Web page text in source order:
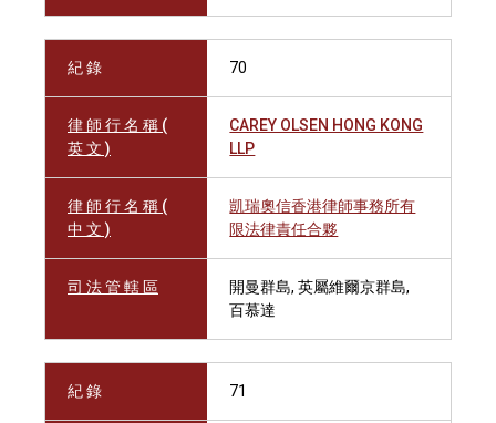
紀 錄 70
律 師 行 名 稱 (
英 文 )
CAREY OLSEN HONG KONG
LLP
律 師 行 名 稱 (
中 文 )
凱瑞奧信香港律師事務所有
限法律責任合夥
司 法 管 轄 區
開曼群島, 英屬維爾京群島,
百慕達
紀 錄 71